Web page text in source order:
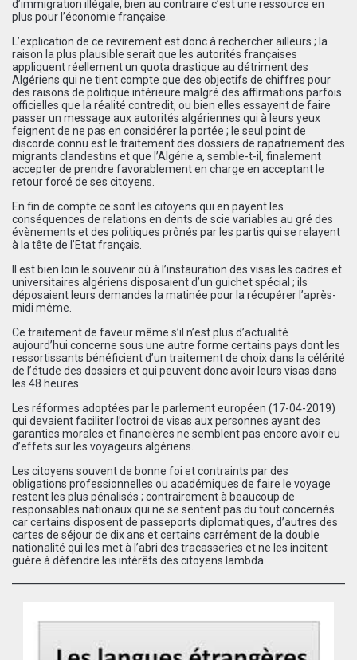
d’immigration illégale, bien au contraire c’est une ressource en
plus pour l’économie française.
L’explication de ce revirement est donc à rechercher ailleurs ; la
raison la plus plausible serait que les autorités françaises
appliquent réellement un quota drastique au détriment des
Algériens qui ne tient compte que des objectifs de chiffres pour
des raisons de politique intérieure malgré des affirmations parfois
officielles que la réalité contredit, ou bien elles essayent de faire
passer un message aux autorités algériennes qui à leurs yeux
feignent de ne pas en considérer la portée ; le seul point de
discorde connu est le traitement des dossiers de rapatriement des
migrants clandestins et que l’Algérie a, semble-t-il, finalement
accepter de prendre favorablement en charge en acceptant le
retour forcé de ses citoyens.
En fin de compte ce sont les citoyens qui en payent les
conséquences de relations en dents de scie variables au gré des
évènements et des politiques prônés par les partis qui se relayent
à la tête de l’Etat français.
Il est bien loin le souvenir où à l’instauration des visas les cadres et
universitaires algériens disposaient d’un guichet spécial ; ils
déposaient leurs demandes la matinée pour la récupérer l’après-
midi même.
Ce traitement de faveur même s’il n’est plus d’actualité
aujourd’hui concerne sous une autre forme certains pays dont les
ressortissants bénéficient d’un traitement de choix dans la célérité
de l’étude des dossiers et qui peuvent donc avoir leurs visas dans
les 48 heures.
Les réformes adoptées par le parlement européen (17-04-2019)
qui devaient faciliter l’octroi de visas aux personnes ayant des
garanties morales et financières ne semblent pas encore avoir eu
d’effets sur les voyageurs algériens.
Les citoyens souvent de bonne foi et contraints par des
obligations professionnelles ou académiques de faire le voyage
restent les plus pénalisés ; contrairement à beaucoup de
responsables nationaux qui ne se sentent pas du tout concernés
car certains disposent de passeports diplomatiques, d’autres des
cartes de séjour de dix ans et certains carrément de la double
nationalité qui les met à l’abri des tracasseries et ne les incitent
guère à défendre les intérêts des citoyens lambda.